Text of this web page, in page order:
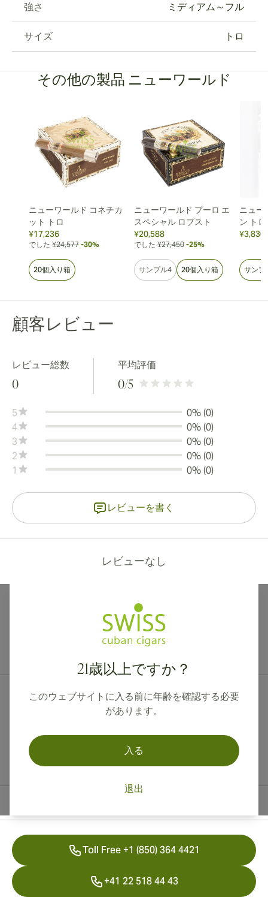
強さ ミディアム～フル
サイズ トロ
その他の製品 ニューワールド
ニューワールド コネチカ
ット トロ
¥17,236
でした ¥24,577 -30%
20個入り箱
ニューワールド プーロ エ
スペシャル ロブスト
¥20,588
でした ¥27,450 -25%
サンプル4 20個入り箱
ニュー
ン トロ
¥3,830
サンプ
顧客レビュー
レビュー総数
0
平均評価
0/5
5
0% (0)
4
0% (0)
3
0% (0)
2
0% (0)
1
0% (0)
レビューを書く
レビューなし
21歳以上ですか？
このウェブサイトに入る前に年齢を確認する必要
があります。
入る
退出
Toll Free +1 (850) 364 4421
+41 22 518 44 43